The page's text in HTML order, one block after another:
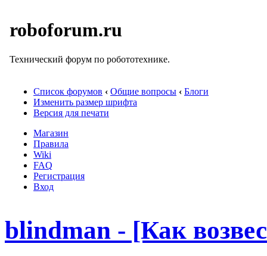
roboforum.ru
Технический форум по робототехнике.
Список форумов ‹ Общие вопросы ‹ Блоги
Изменить размер шрифта
Версия для печати
Магазин
Правила
Wiki
FAQ
Регистрация
Вход
blindman - [Как